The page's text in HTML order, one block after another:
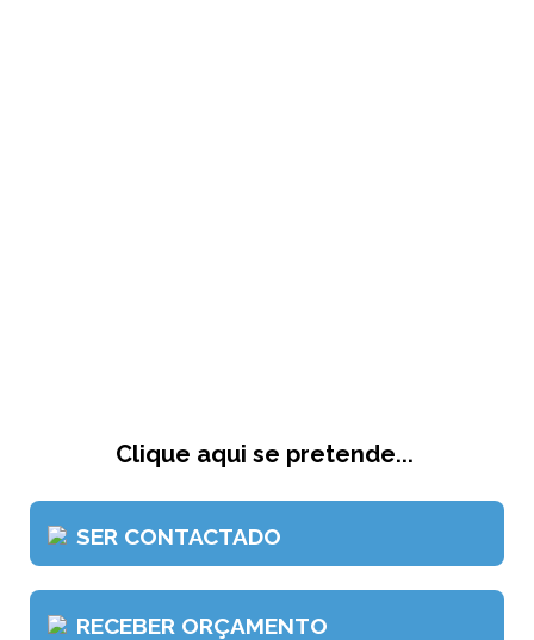
Clique aqui se pretende...
SER CONTACTADO
RECEBER ORÇAMENTO